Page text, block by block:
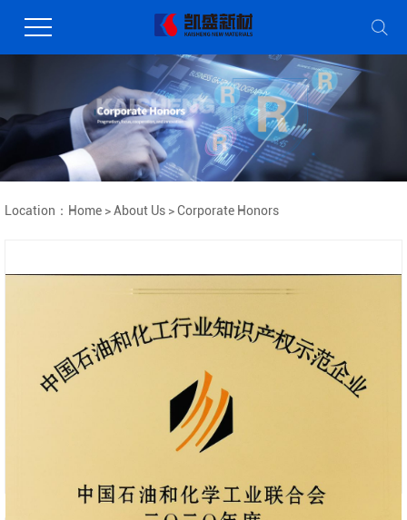
Location： Home >About Us >Corporate Honors